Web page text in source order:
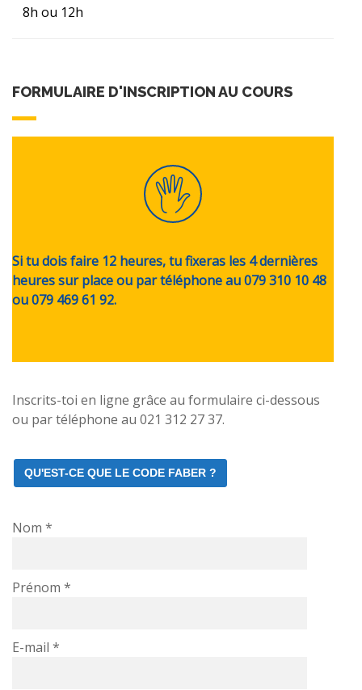
8h ou 12h
FORMULAIRE D'INSCRIPTION AU COURS
Si tu dois faire 12 heures, tu fixeras les 4 dernières
heures sur place ou par téléphone au 079 310 10 48
ou 079 469 61 92.
Inscrits-toi en ligne grâce au formulaire ci-dessous
ou par téléphone au 021 312 27 37.
QU'EST-CE QUE LE CODE FABER ?
Nom *
Prénom *
E-mail *